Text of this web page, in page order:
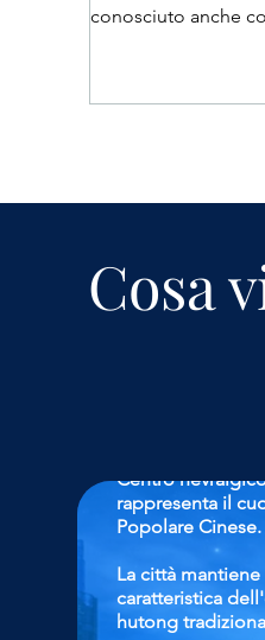
Cosa
Centro
rappresenta il
Popolare Cinese.
La città
caratteristica
hutong